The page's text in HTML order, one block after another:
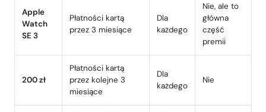
Apple
Watch
SE 3
Płatności kartą
przez 3 miesiące
Dla
każdego
Nie, ale to
główna
część
premii
200 zł
Płatności kartą
przez kolejne 3
miesiące
Dla
każdego
Nie